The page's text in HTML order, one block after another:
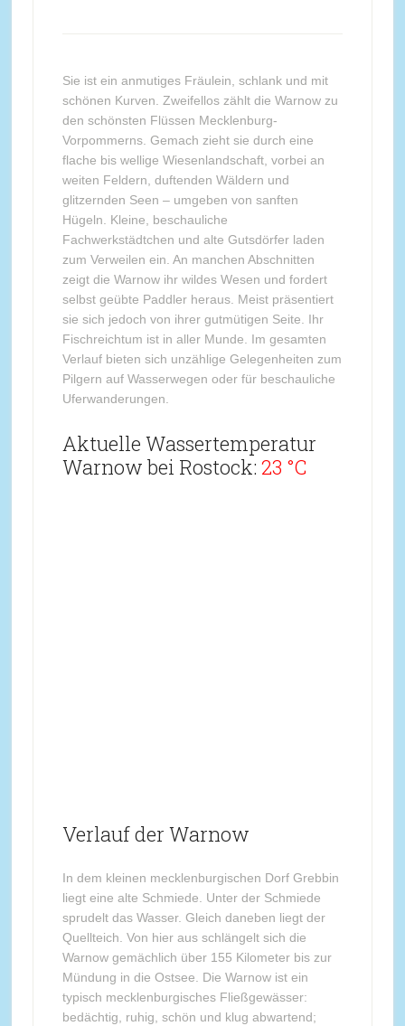
Sie ist ein anmutiges Fräulein, schlank und mit
schönen Kurven. Zweifellos zählt die Warnow zu
den schönsten Flüssen Mecklenburg-
Vorpommerns. Gemach zieht sie durch eine
flache bis wellige Wiesenlandschaft, vorbei an
weiten Feldern, duftenden Wäldern und
glitzernden Seen – umgeben von sanften
Hügeln. Kleine, beschauliche
Fachwerkstädtchen und alte Gutsdörfer laden
zum Verweilen ein. An manchen Abschnitten
zeigt die Warnow ihr wildes Wesen und fordert
selbst geübte Paddler heraus. Meist präsentiert
sie sich jedoch von ihrer gutmütigen Seite. Ihr
Fischreichtum ist in aller Munde. Im gesamten
Verlauf bieten sich unzählige Gelegenheiten zum
Pilgern auf Wasserwegen oder für beschauliche
Uferwanderungen.
Aktuelle Wassertemperatur
Warnow bei Rostock: 23 °C
Verlauf der Warnow
In dem kleinen mecklenburgischen Dorf Grebbin
liegt eine alte Schmiede. Unter der Schmiede
sprudelt das Wasser. Gleich daneben liegt der
Quellteich. Von hier aus schlängelt sich die
Warnow gemächlich über 155 Kilometer bis zur
Mündung in die Ostsee. Die Warnow ist ein
typisch mecklenburgisches Fließgewässer:
bedächtig, ruhig, schön und klug abwartend;